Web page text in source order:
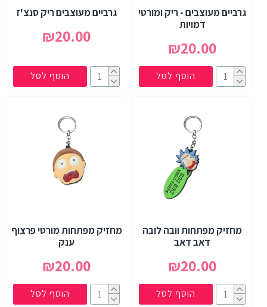
גרביים מעוצבים - ריק ומורטי
דמויות
₪20.00
הוסף לסל
גרביים מעוצבים ריק סנצ'ז
₪20.00
הוסף לסל
מחזיק מפתחות וובה לובה
דאב דאב
₪20.00
הוסף לסל
מחזיק מפתחות מורטי פרצוף
ענק
₪20.00
הוסף לסל